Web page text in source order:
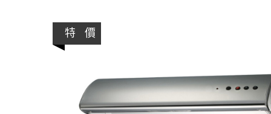
特 價